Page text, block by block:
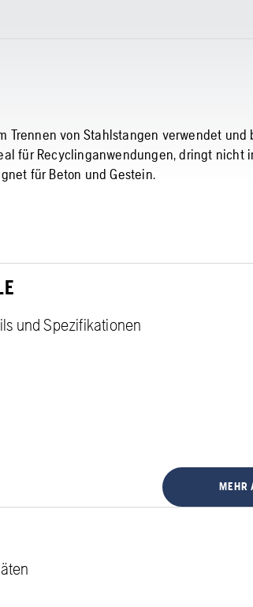
Trennen von Stahlstangen verwendet
für Recyclinganwendungen, dringt
für Beton und Gestein.
und Spezifikationen
MEHR